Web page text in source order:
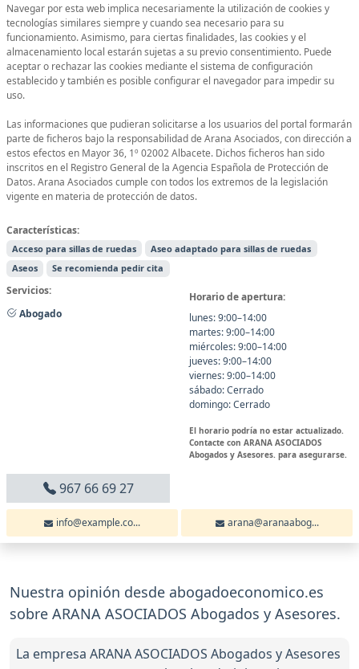
Navegar por esta web implica necesariamente la utilización de cookies y
tecnologías similares siempre y cuando sea necesario para su
funcionamiento. Asimismo, para ciertas finalidades, las cookies y el
almacenamiento local estarán sujetas a su previo consentimiento. Puede
aceptar o rechazar las cookies mediante el sistema de configuración
establecido y también es posible configurar el navegador para impedir su
uso.
Las informaciones que pudieran solicitarse a los usuarios del portal formarán
parte de ficheros bajo la responsabilidad de Arana Asociados, con dirección a
estos efectos en Mayor 36, 1º 02002 Albacete. Dichos ficheros han sido
inscritos en el Registro General de la Agencia Española de Protección de
Datos. Arana Asociados cumple con todos los extremos de la legislación
vigente en materia de protección de datos.
Características:
Acceso para sillas de ruedas
Aseo adaptado para sillas de ruedas
Aseos
Se recomienda pedir cita
Servicios:
Abogado
Horario de apertura:
lunes: 9:00–14:00
martes: 9:00–14:00
miércoles: 9:00–14:00
jueves: 9:00–14:00
viernes: 9:00–14:00
sábado: Cerrado
domingo: Cerrado
El horario podría no estar actualizado.
Contacte con ARANA ASOCIADOS
Abogados y Asesores. para asegurarse.
967 66 69 27
info@example.co... arana@aranaabog...
Nuestra opinión desde abogadoeconomico.es
sobre ARANA ASOCIADOS Abogados y Asesores.
La empresa ARANA ASOCIADOS Abogados y Asesores